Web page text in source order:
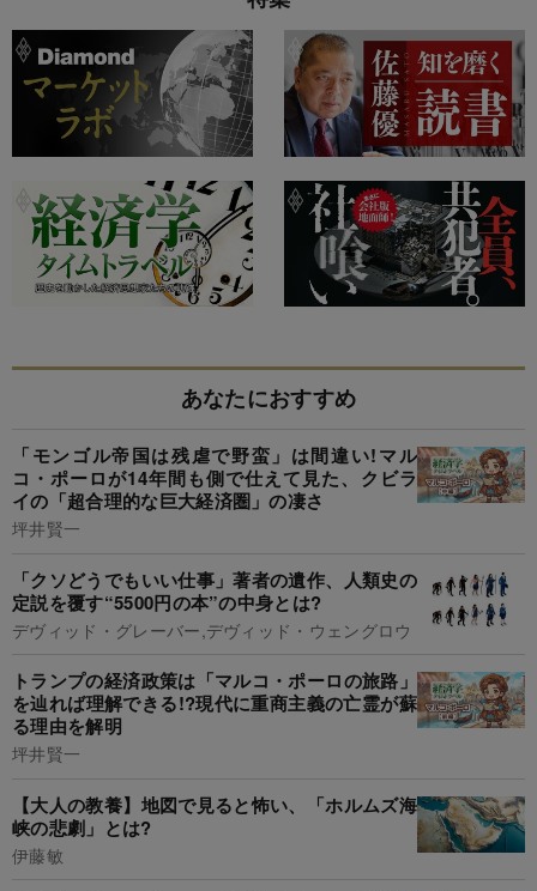
あなたにおすすめ
「モンゴル帝国は残虐で野蛮」は間違い!マル
コ・ポーロが14年間も側で仕えて見た、クビラ
イの「超合理的な巨大経済圏」の凄さ
坪井賢一
「クソどうでもいい仕事」著者の遺作、人類史の
定説を覆す“5500円の本”の中身とは?
デヴィッド・グレーバー,デヴィッド・ウェングロウ
トランプの経済政策は「マルコ・ポーロの旅路」
を辿れば理解できる!?現代に重商主義の亡霊が蘇
る理由を解明
坪井賢一
【大人の教養】地図で見ると怖い、「ホルムズ海
峡の悲劇」とは?
伊藤敏